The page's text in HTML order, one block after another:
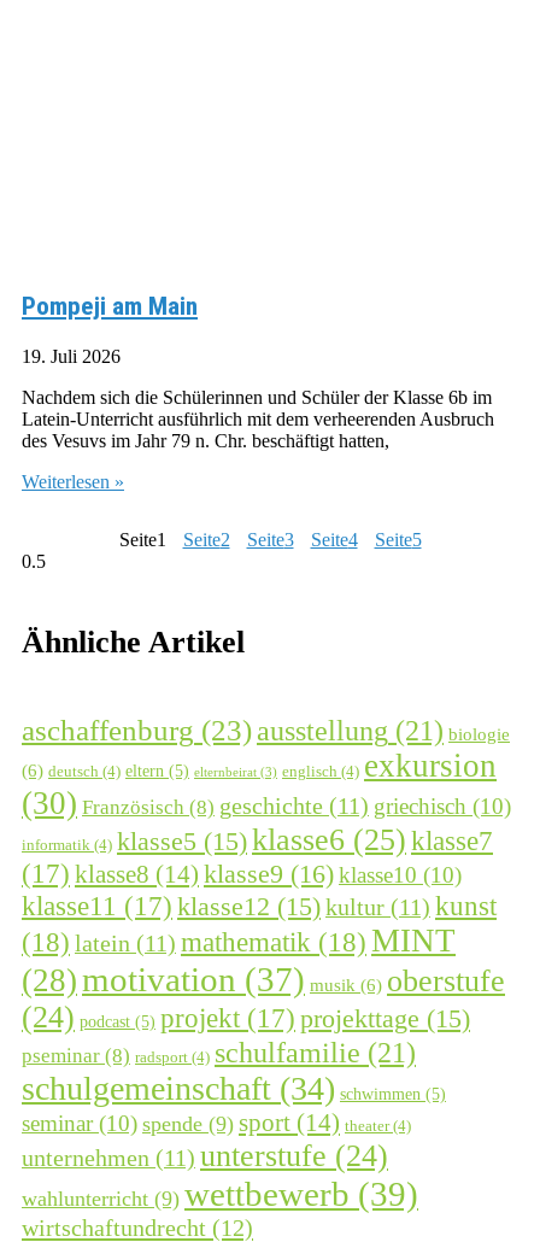
Pompeji am Main
19. Juli 2026
Nachdem sich die Schülerinnen und Schüler der Klasse 6b im
Latein-Unterricht ausführlich mit dem verheerenden Ausbruch
des Vesuvs im Jahr 79 n. Chr. beschäftigt hatten,
Weiterlesen »
Seite1 Seite2 Seite3 Seite4 Seite5
Ähnliche Artikel
aschaffenburg (23)ausstellung (21) biologie
(6) deutsch (4) eltern (5) elternbeirat (3) englisch (4) exkursion
(30) Französisch (8) geschichte (11) griechisch (10)
informatik (4) klasse5 (15)klasse6 (25) klasse7
(17) klasse8 (14) klasse9 (16)klasse10 (10)
klasse11 (17) klasse12 (15)kultur (11) kunst
(18) latein (11) mathematik (18)MINT
(28)motivation (37) musik (6) oberstufe
(24) podcast (5) projekt (17) projekttage (15)
pseminar (8) radsport (4) schulfamilie (21)
schulgemeinschaft (34) schwimmen (5)
seminar(10) spende (9) sport (14) theater(4)
unternehmen (11) unterstufe (24)
wahlunterricht (9) wettbewerb (39)
wirtschaftundrecht (12)